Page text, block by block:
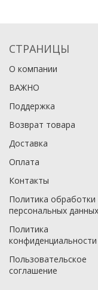
СТРАНИЦЫ
О компании
ВАЖНО
Поддержка
Возврат товара
Доставка
Оплата
Контакты
Политика обработки
персональных данных
Политика
конфиденциальности
Пользовательское
соглашение